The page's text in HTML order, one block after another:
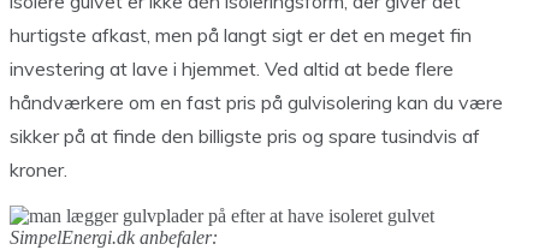
hurtigste afkast, men på langt sigt er det en meget fin
investering at lave i hjemmet. Ved altid at bede flere
håndværkere om en fast pris på gulvisolering kan du være
sikker på at finde den billigste pris og spare tusindvis af
kroner.
SimpelEnergi.dk anbefaler: